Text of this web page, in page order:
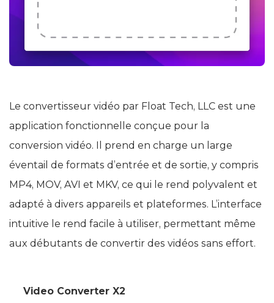
Le convertisseur vidéo par Float Tech, LLC est une
application fonctionnelle conçue pour la
conversion vidéo. Il prend en charge un large
éventail de formats d’entrée et de sortie, y compris
MP4, MOV, AVI et MKV, ce qui le rend polyvalent et
adapté à divers appareils et plateformes. L’interface
intuitive le rend facile à utiliser, permettant même
aux débutants de convertir des vidéos sans effort.
Video Converter X2